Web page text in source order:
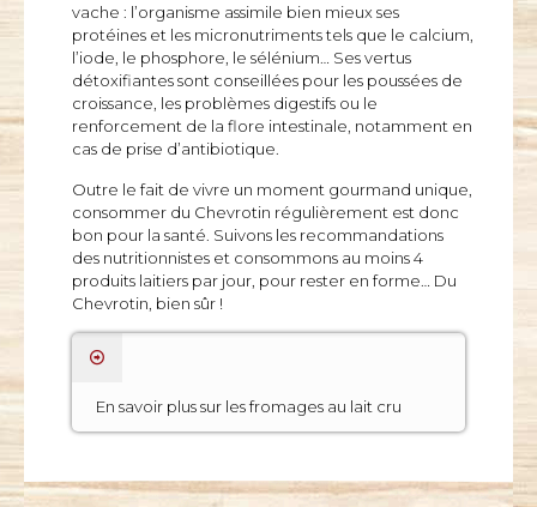
vache : l’organisme assimile bien mieux ses
protéines et les micronutriments tels que le calcium,
l’iode, le phosphore, le sélénium… Ses vertus
détoxifiantes sont conseillées pour les poussées de
croissance, les problèmes digestifs ou le
renforcement de la flore intestinale, notamment en
cas de prise d’antibiotique.
Outre le fait de vivre un moment gourmand unique,
consommer du Chevrotin régulièrement est donc
bon pour la santé. Suivons les recommandations
des nutritionnistes et consommons au moins 4
produits laitiers par jour, pour rester en forme… Du
Chevrotin, bien sûr !
En savoir plus sur les fromages au lait cru